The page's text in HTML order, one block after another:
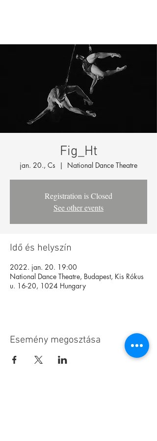
Fig_Ht
jan. 20., Cs
  |
National Dance Theatre
Registration is Closed
See other events
Idő és helyszín
2022. jan. 20. 19:00
National Dance Theatre, Budapest, Kis Rókus
u. 16-20, 1024 Hungary
Esemény megosztása